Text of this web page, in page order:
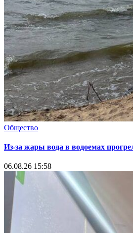
Общество
Из-за жары вода в водоемах
06.08.26 15:58